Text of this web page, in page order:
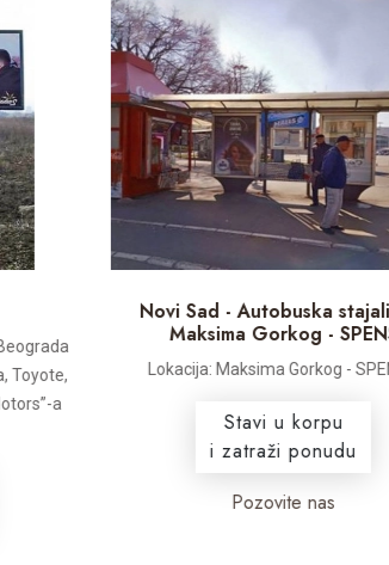
a
Novi Sad - Autobuska
Maksima Gorkog - SPENS
Lokacija: Maksima Gorkog -
Stavi u korpu
i zatraži ponudu
Pozovite nas